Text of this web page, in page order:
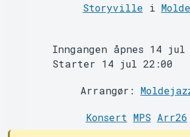
Support
Storyville i Molde
Inngangen åpnes 14 jul
Starter 14 jul 22:00
Arrangør:
Konsert MPS Arr26